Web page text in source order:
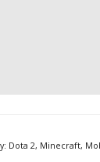
Dota 2, Minecraft,